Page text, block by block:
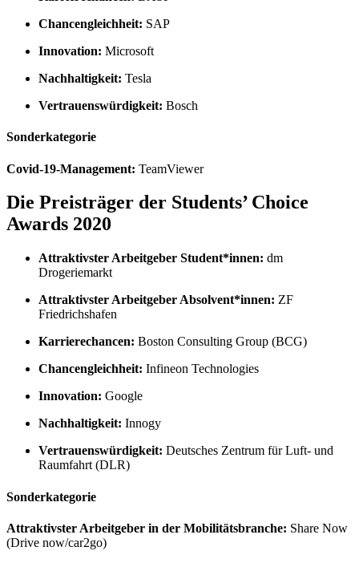
Chancengleichheit: SAP
Innovation: Microsoft
Nachhaltigkeit: Tesla
Vertrauenswürdigkeit: Bosch
Sonderkategorie
Covid-19-Management: TeamViewer
Die Preisträger der Students’ Choice
Awards 2020
Attraktivster Arbeitgeber Student*innen: dm
Drogeriemarkt
Attraktivster Arbeitgeber Absolvent*innen: ZF
Friedrichshafen
Karrierechancen: Boston Consulting Group (BCG)
Chancengleichheit: Infineon Technologies
Innovation: Google
Nachhaltigkeit: Innogy
Vertrauenswürdigkeit: Deutsches Zentrum für Luft- und
Raumfahrt (DLR)
Sonderkategorie
Attraktivster Arbeitgeber in der Mobilitätsbranche: Share Now
(Drive now/car2go)